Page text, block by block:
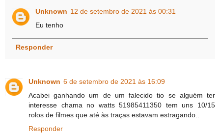
Unknown 12 de setembro de 2021 às 00:31
Eu tenho
Responder
Unknown 6 de setembro de 2021 às 16:09
Acabei ganhando um de um falecido tio se alguém ter
interesse chama no watts 51985411350 tem uns 10/15
rolos de filmes que até às traças estavam estragando..
Responder